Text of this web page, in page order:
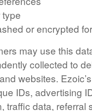
or encrypted
may use this
collected to
websites.
IDs, advertising
traffic data,